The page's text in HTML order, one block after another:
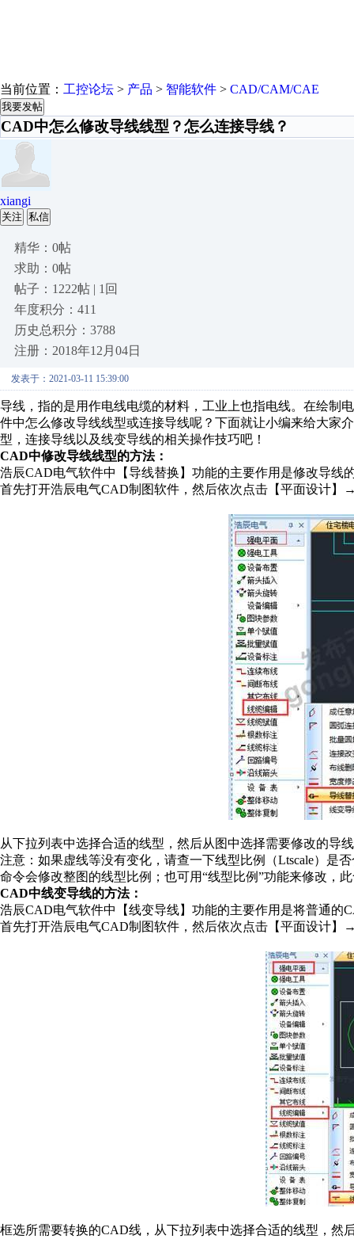
当前位置： 工控论坛 > 产品 > 智能软件 > CAD/CAM/CAE
我要发帖
CAD中怎么修改导线线型？怎么连接导线？
xiangi
关注 私信
精华：0帖
求助：0帖
帖子：1222帖 | 1回
年度积分：411
历史总积分：3788
注册：2018年12月04日
发表于：2021-03-11 15:39:00
导线，指的是用作电线电缆的材料，工业上也指电线。在绘制
件中怎么修改导线线型或连接导线呢？下面就让小编来给大
型，连接导线以及线变导线的相关操作技巧吧！
CAD中修改导线线型的方法：
浩辰CAD电气软件中【导线替换】功能的主要作用是修改导线
首先打开浩辰电气CAD制图软件，然后依次点击【平面设计
从下拉列表中选择合适的线型，然后从图中选择需要修改的导
注意：如果虚线等没有变化，请查一下线型比例（Ltscale）是
命令会修改整图的线型比例；也可用“线型比例”功能来修改，
CAD中线变导线的方法：
浩辰CAD电气软件中【线变导线】功能的主要作用是将普通的
首先打开浩辰电气CAD制图软件，然后依次点击【平面设计
框选所需要转换的CAD线，从下拉列表中选择合适的线型，